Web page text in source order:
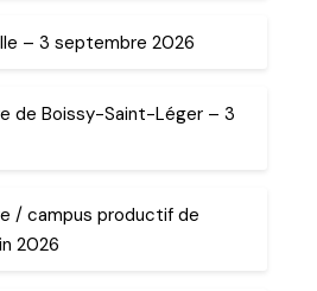
– 3 septembre 2026
de Boissy-Saint-Léger – 3
/ campus productif de
2026